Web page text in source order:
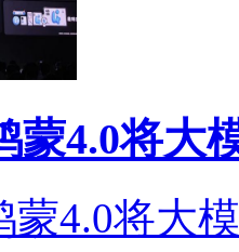
蒙4.0将大
蒙4.0将大